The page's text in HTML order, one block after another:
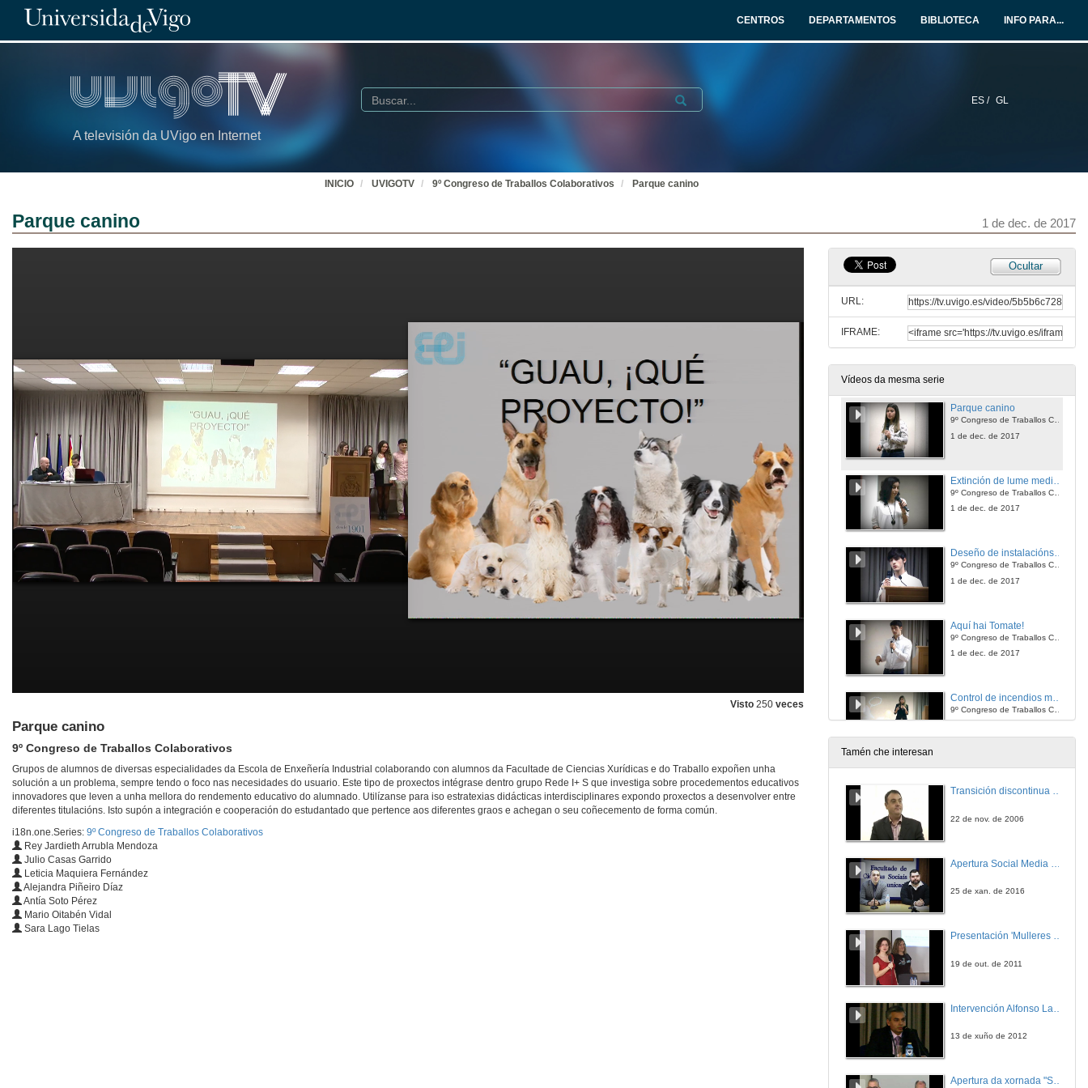
CENTROS DEPARTAMENTOS BIBLIOTECA INFO PARA...
A televisión da UVigo en Internet
ES / GL
Buscar Submit
INICIO UVIGOTV 9º Congreso de Traballos Colaborativos Parque canino
Parque canino 1 de dec. de 2017
Visto 250 veces
Parque canino
9º Congreso de Traballos Colaborativos
Grupos de alumnos de diversas especialidades da Escola de Enxeñería Industrial colaborando con alumnos da Facultade de Ciencias Xurídicas e do Traballo expoñen unha
solución a un problema, sempre tendo o foco nas necesidades do usuario. Este tipo de proxectos intégrase dentro grupo Rede I+ S que investiga sobre procedementos educativos
innovadores que leven a unha mellora do rendemento educativo do alumnado. Utilízanse para iso estratexias didácticas interdisciplinares expondo proxectos a desenvolver entre
diferentes titulacións. Isto supón a integración e cooperación do estudantado que pertence aos diferentes graos e achegan o seu coñecemento de forma común.
i18n.one.Series: 9º Congreso de Traballos Colaborativos
Rey Jardieth Arrubla Mendoza
Julio Casas Garrido
Leticia Maquiera Fernández
Alejandra Piñeiro Díaz
Antía Soto Pérez
Mario Oitabén Vidal
Sara Lago Tielas
Ocultar
URL:
IFRAME:
Vídeos da mesma serie
Presentación do 9º Congreso de Traballos Colaborativos
Comprimir para vivir
9º Congreso de Traballos Colaborativos
1 de dec. de 2017
Parque canino
9º Congreso de Traballos Colaborativos
1 de dec. de 2017
9º Congreso de Traballos Colaborativos
1 de dec. de 2017
Deseño de instalacións deportivas en concellos que non as teñen
9º Congreso de Traballos Colaborativos
1 de dec. de 2017
Aquí hai Tomate!
9º Congreso de Traballos Colaborativos
1 de dec. de 2017
Control de incendios mediante drons
9º Congreso de Traballos Colaborativos
SINFUVIGO
1 de dec. de 2017
Tamén che interesan
Transición discontinua de partículas de microgel termosensible
22 de nov. de 2006
25 de xan. de 2016
Presentación 'Mulleres no software libre'
19 de out. de 2011
13 de xuño de 2012
Apertura da xornada "Smart-Energy, Smart-City"